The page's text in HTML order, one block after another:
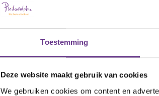
Toestemming
Deze website maakt gebruik van cookies
We gebruiken cookies om content en